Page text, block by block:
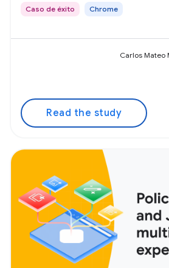
Caso de éxito Chrome
Carlos Mateo
Read the study